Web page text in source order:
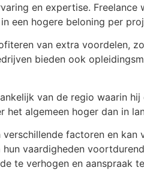
en expertise.
een hogere beloning per
van extra voordelen,
bieden ook
van de regio waarin
het algemeen hoger dan in
factoren en kan
vaardigheden
te verhogen en aanspraak